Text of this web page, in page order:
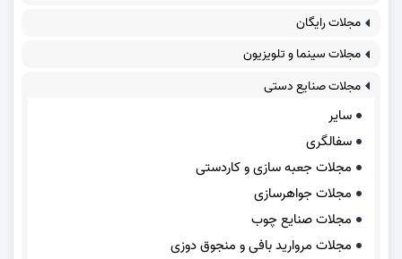
مجلات رایگان
مجلات سینما و تلویزیون
مجلات صنایع دستی
سایر
سفالگری
مجلات جعبه سازی و کاردستی
مجلات جواهرسازی
مجلات صنایع چوب
مجلات مروارید بافی و منجوق دوزی